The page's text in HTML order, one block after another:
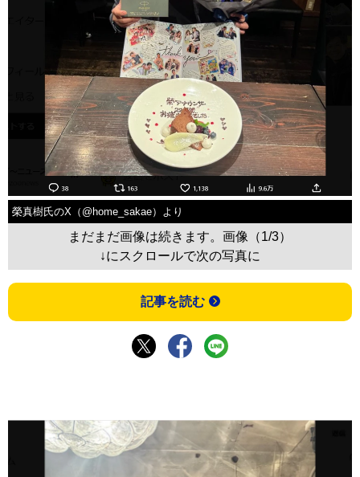
榮真樹氏のX（@home_sakae）より
まだまだ画像は続きます。画像（1/3）
↓にスクロールで次の写真に
記事を読む